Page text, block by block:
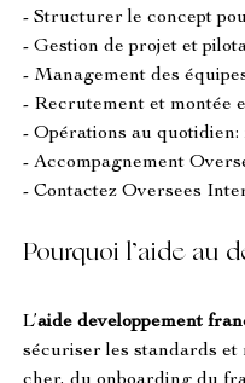
- Structurer le concept
- Gestion de projet et
- Management des
- Recrutement et montée
- Opérations au
- Accompagnement
- Contactez Oversees
Pourquoi l’aide au
L’aide developpement
sécuriser les standards